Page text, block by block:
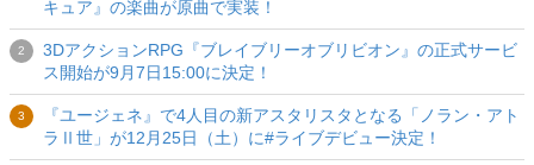
キュア』の楽曲が原曲で実装！
3DアクションRPG『ブレイブリーオブリビオン』の正式サービ
ス開始が9月7日15:00に決定！
『ユージェネ』で4人目の新アスタリスタとなる「ノラン・アト
ラⅡ世」が12月25日（土）に#ライブデビュー決定！